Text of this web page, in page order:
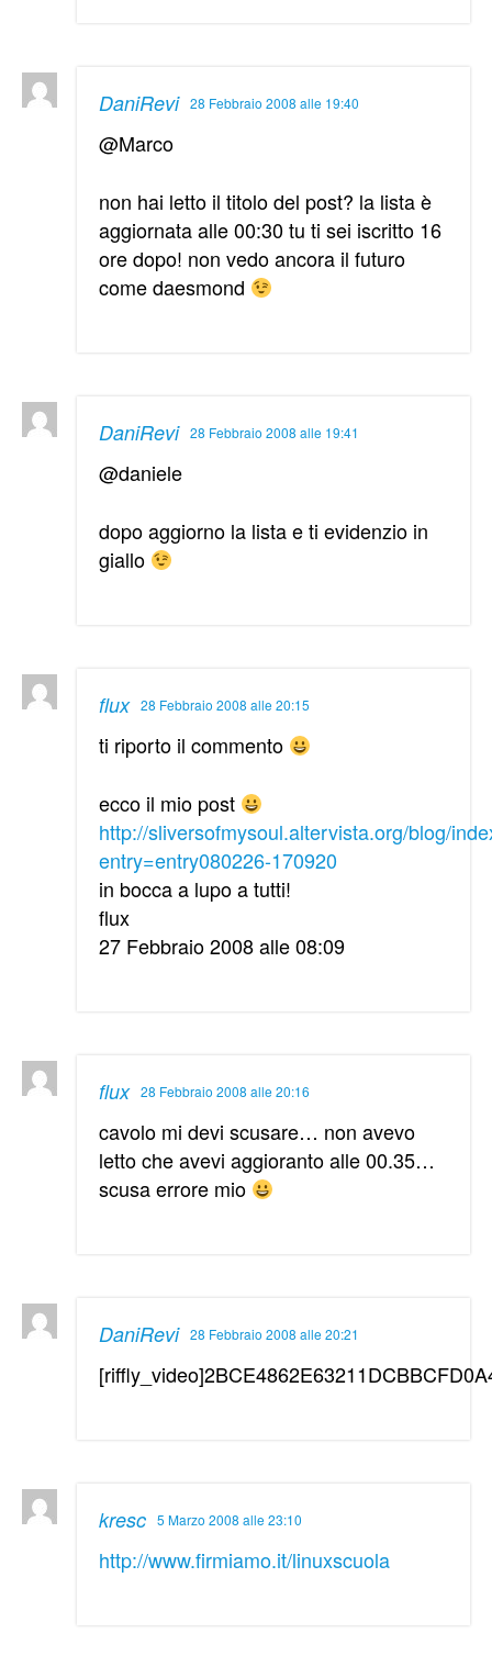
DaniRevi 28 Febbraio 2008 alle 19:40
@Marco
non hai letto il titolo del post? la lista è
aggiornata alle 00:30 tu ti sei iscritto 16
ore dopo! non vedo ancora il futuro
come daesmond
DaniRevi 28 Febbraio 2008 alle 19:41
@daniele
dopo aggiorno la lista e ti evidenzio in
giallo
flux 28 Febbraio 2008 alle 20:15
ti riporto il commento
ecco il mio post
http://sliversofmysoul.altervista.org/blog/
entry=entry080226-170920
in bocca a lupo a tutti!
flux
27 Febbraio 2008 alle 08:09
flux 28 Febbraio 2008 alle 20:16
cavolo mi devi scusare… non avevo
letto che avevi aggioranto alle 00.35…
scusa errore mio
DaniRevi 28 Febbraio 2008 alle 20:21
kresc 5 Marzo 2008 alle 23:10
http://www.firmiamo.it/linuxscuola